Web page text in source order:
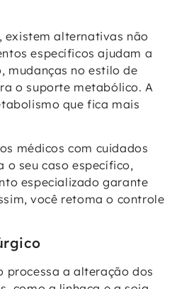
existem alternativas não
específicos ajudam a
mudanças no estilo de
o suporte metabólico. A
que fica mais
médicos com cuidados
o seu caso específico,
especializado garante
você retoma o controle
processa a alteração dos